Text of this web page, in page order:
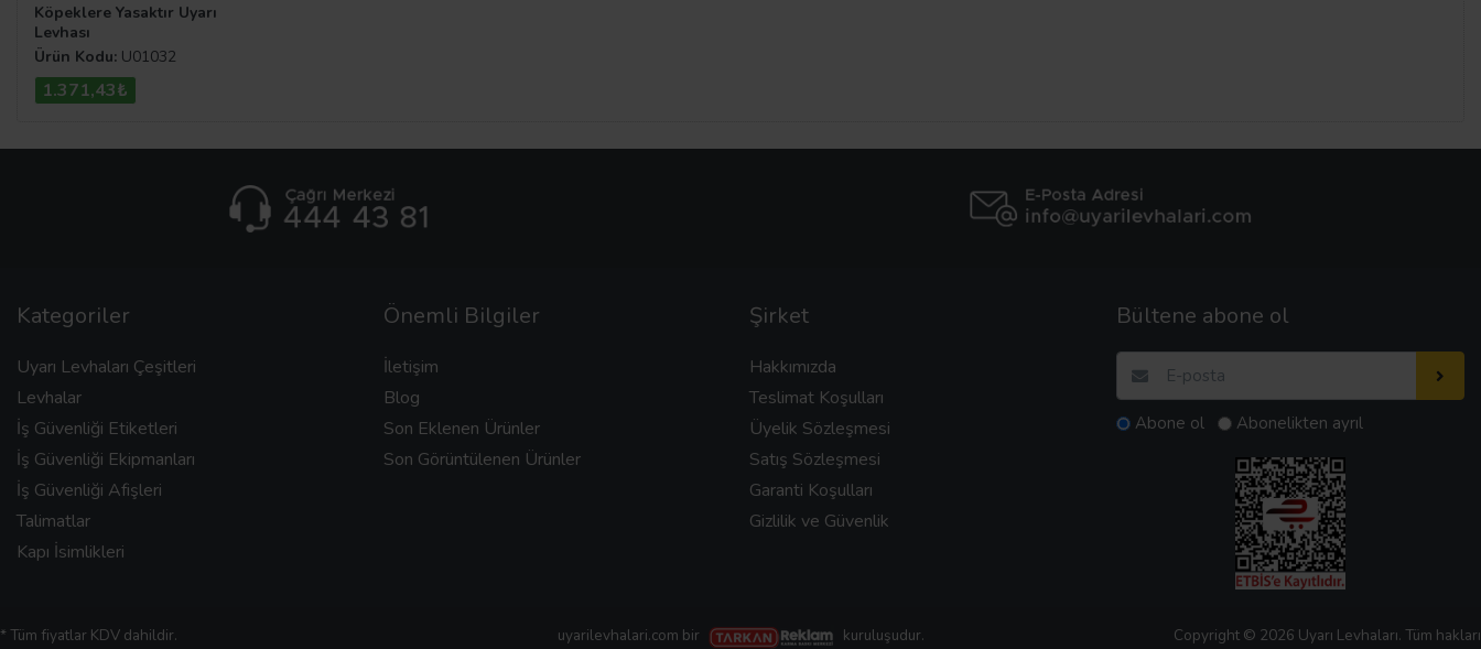
Köpeklere Yasaktır Uyarı
Levhası
Ürün Kodu: U01032
1.371,43₺
Kategoriler
Uyarı Levhaları Çeşitleri
Levhalar
İş Güvenliği Etiketleri
İş Güvenliği Ekipmanları
İş Güvenliği Afişleri
Talimatlar
Kapı İsimlikleri
Önemli Bilgiler
İletişim
Blog
Son Eklenen Ürünler
Son Görüntülenen Ürünler
Şirket
Hakkımızda
Teslimat Koşulları
Üyelik Sözleşmesi
Satış Sözleşmesi
Garanti Koşulları
Gizlilik ve Güvenlik
Bültene abone ol
Abone ol Abonelikten ayrıl
* Tüm fiyatlar KDV dahildir. uyarilevhalari.com bir kuruluşudur.
Copyright © 2026 Uyarı Levhaları. Tüm hakları